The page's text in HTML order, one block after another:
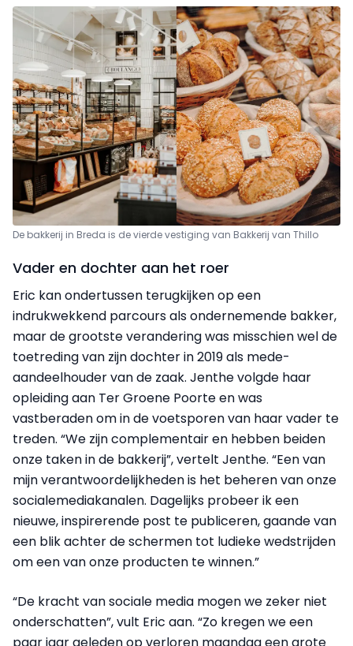
De bakkerij in Breda is de vierde vestiging van Bakkerij van Thillo
Vader en dochter aan het roer
Eric kan ondertussen terugkijken op een
indrukwekkend parcours als ondernemende bakker,
maar de grootste verandering was misschien wel de
toetreding van zijn dochter in 2019 als mede-
aandeelhouder van de zaak. Jenthe volgde haar
opleiding aan Ter Groene Poorte en was
vastberaden om in de voetsporen van haar vader te
treden. “We zijn complementair en hebben beiden
onze taken in de bakkerij”, vertelt Jenthe. “Een van
mijn verantwoordelijkheden is het beheren van onze
socialemediakanalen. Dagelijks probeer ik een
nieuwe, inspirerende post te publiceren, gaande van
een blik achter de schermen tot ludieke wedstrijden
om een van onze producten te winnen.”
“De kracht van sociale media mogen we zeker niet
onderschatten”, vult Eric aan. “Zo kregen we een